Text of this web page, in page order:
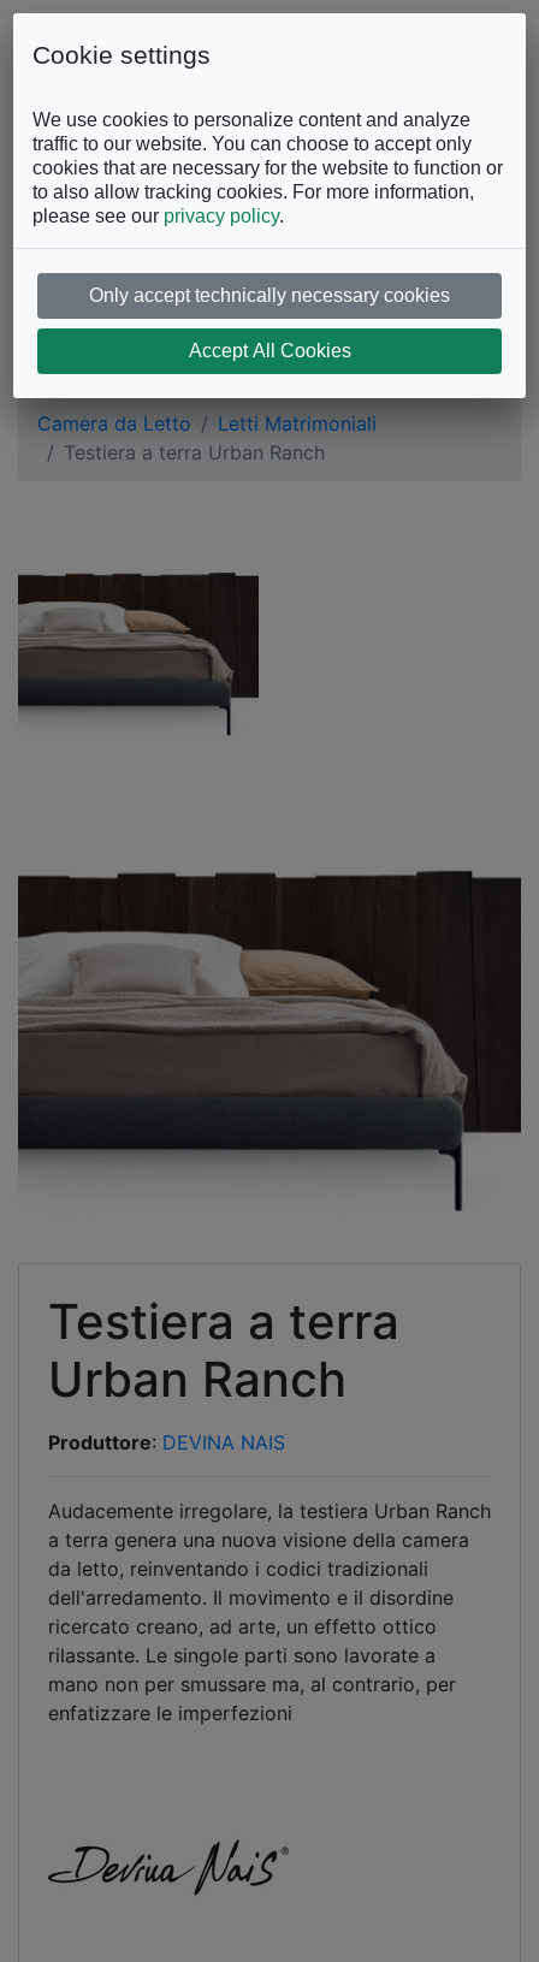
Skip to content
FacebookInstagramYouTube
Testiera a terra Urban
Ranch
Camera da Letto
Letti Matrimoniali
Testiera a terra Urban Ranch
Testiera a terra
Urban Ranch
Produttore: DEVINA NAIS
Audacemente irregolare, la testiera Urban Ranch
a terra genera una nuova visione della camera
da letto, reinventando i codici tradizionali
dell'arredamento. Il movimento e il disordine
ricercato creano, ad arte, un effetto ottico
rilassante. Le singole parti sono lavorate a
mano non per smussare ma, al contrario, per
enfatizzare le imperfezioni
Cookie settings
We use cookies to personalize content and analyze
traffic to our website. You can choose to accept only
cookies that are necessary for the website to function or
to also allow tracking cookies. For more information,
please see our privacy policy.
Only accept technically necessary cookies
Accept All Cookies